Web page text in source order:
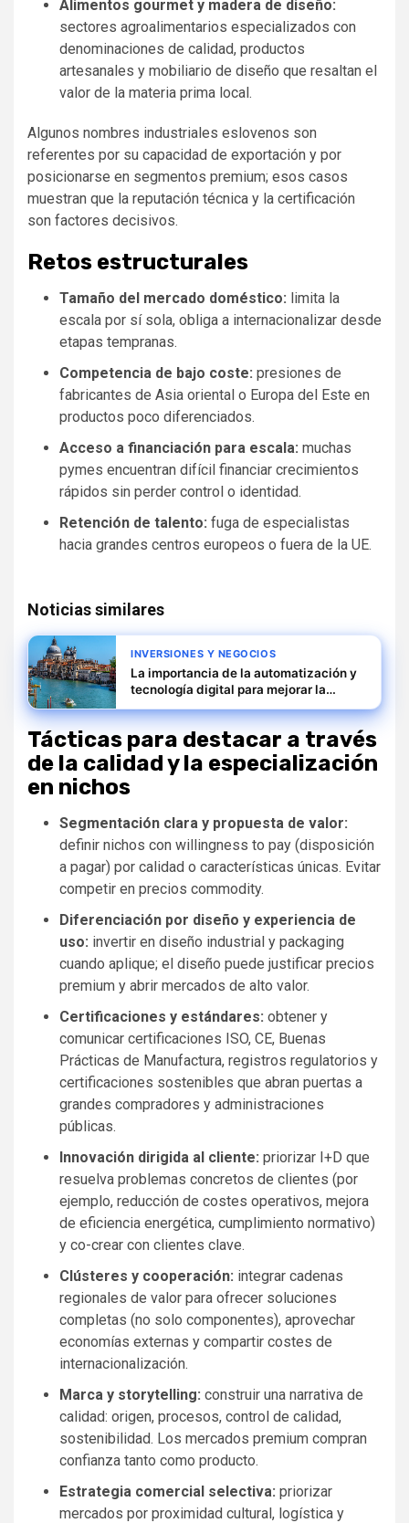
Alimentos gourmet y madera de diseño:
sectores agroalimentarios especializados con
denominaciones de calidad, productos
artesanales y mobiliario de diseño que resaltan el
valor de la materia prima local.
Algunos nombres industriales eslovenos son
referentes por su capacidad de exportación y por
posicionarse en segmentos premium; esos casos
muestran que la reputación técnica y la certificación
son factores decisivos.
Retos estructurales
Tamaño del mercado doméstico: limita la
escala por sí sola, obliga a internacionalizar desde
etapas tempranas.
Competencia de bajo coste: presiones de
fabricantes de Asia oriental o Europa del Este en
productos poco diferenciados.
Acceso a financiación para escala: muchas
pymes encuentran difícil financiar crecimientos
rápidos sin perder control o identidad.
Retención de talento: fuga de especialistas
hacia grandes centros europeos o fuera de la UE.
Noticias similares
INVERSIONES Y NEGOCIOS
La importancia de la automatización y
tecnología digital para mejorar la
productividad en pymes italianas
Tácticas para destacar a través
de la calidad y la especialización
en nichos
Segmentación clara y propuesta de valor:
definir nichos con willingness to pay (disposición
a pagar) por calidad o características únicas. Evitar
competir en precios commodity.
Diferenciación por diseño y experiencia de
uso: invertir en diseño industrial y packaging
cuando aplique; el diseño puede justificar precios
premium y abrir mercados de alto valor.
Certificaciones y estándares: obtener y
comunicar certificaciones ISO, CE, Buenas
Prácticas de Manufactura, registros regulatorios y
certificaciones sostenibles que abran puertas a
grandes compradores y administraciones
públicas.
Innovación dirigida al cliente: priorizar I+D que
resuelva problemas concretos de clientes (por
ejemplo, reducción de costes operativos, mejora
de eficiencia energética, cumplimiento normativo)
y co-crear con clientes clave.
Clústeres y cooperación: integrar cadenas
regionales de valor para ofrecer soluciones
completas (no solo componentes), aprovechar
economías externas y compartir costes de
internacionalización.
Marca y storytelling: construir una narrativa de
calidad: origen, procesos, control de calidad,
sostenibilidad. Los mercados premium compran
confianza tanto como producto.
Estrategia comercial selectiva: priorizar
mercados por proximidad cultural, logística y